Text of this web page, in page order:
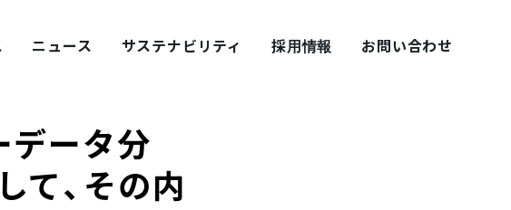
ニュース サステナビリティ 採用情報 お問い合わせ
データ分
て、その内